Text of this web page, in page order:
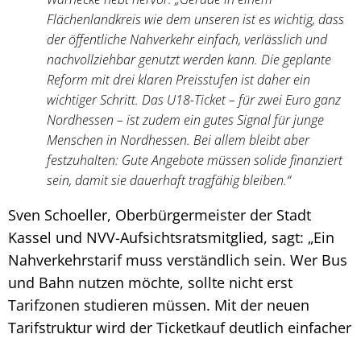
Flächenlandkreis wie dem unseren ist es wichtig, dass
der öffentliche Nahverkehr einfach, verlässlich und
nachvollziehbar genutzt werden kann. Die geplante
Reform mit drei klaren Preisstufen ist daher ein
wichtiger Schritt. Das U18-Ticket – für zwei Euro ganz
Nordhessen – ist zudem ein gutes Signal für junge
Menschen in Nordhessen. Bei allem bleibt aber
festzuhalten: Gute Angebote müssen solide finanziert
sein, damit sie dauerhaft tragfähig bleiben.“
Sven Schoeller, Oberbürgermeister der Stadt
Kassel und NVV-Aufsichtsratsmitglied, sagt: „Ein
Nahverkehrstarif muss verständlich sein. Wer Bus
und Bahn nutzen möchte, sollte nicht erst
Tarifzonen studieren müssen. Mit der neuen
Tarifstruktur wird der Ticketkauf deutlich einfacher